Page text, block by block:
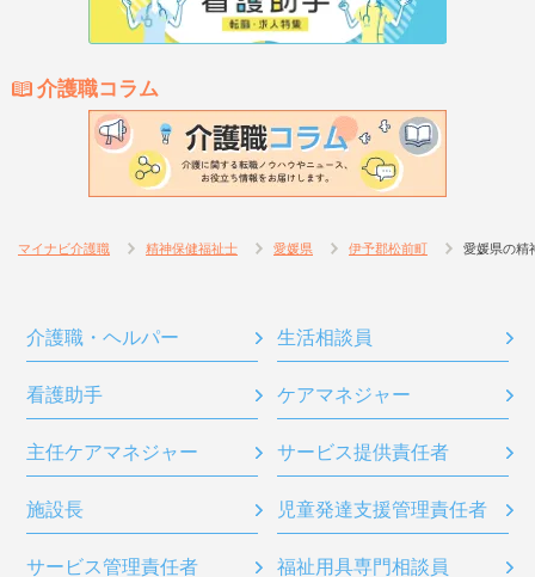
介護職コラム
マイナビ介護職 精神保健福祉士 愛媛県 伊予郡松前町 愛媛県の精
介護職・ヘルパー 生活相談員
看護助手 ケアマネジャー
主任ケアマネジャー サービス提供責任者
施設長 児童発達支援管理責任者
サービス管理責任者 福祉用具専門相談員